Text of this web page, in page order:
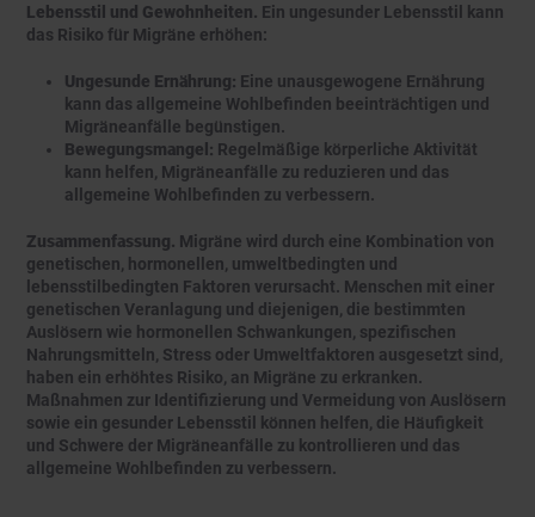
Lebensstil und Gewohnheiten. Ein ungesunder Lebensstil kann
das Risiko für Migräne erhöhen:
Ungesunde Ernährung: Eine unausgewogene Ernährung
kann das allgemeine Wohlbefinden beeinträchtigen und
Migräneanfälle begünstigen.
Bewegungsmangel: Regelmäßige körperliche Aktivität
kann helfen, Migräneanfälle zu reduzieren und das
allgemeine Wohlbefinden zu verbessern.
Zusammenfassung. Migräne wird durch eine Kombination von
genetischen, hormonellen, umweltbedingten und
lebensstilbedingten Faktoren verursacht. Menschen mit einer
genetischen Veranlagung und diejenigen, die bestimmten
Auslösern wie hormonellen Schwankungen, spezifischen
Nahrungsmitteln, Stress oder Umweltfaktoren ausgesetzt sind,
haben ein erhöhtes Risiko, an Migräne zu erkranken.
Maßnahmen zur Identifizierung und Vermeidung von Auslösern
sowie ein gesunder Lebensstil können helfen, die Häufigkeit
und Schwere der Migräneanfälle zu kontrollieren und das
allgemeine Wohlbefinden zu verbessern.